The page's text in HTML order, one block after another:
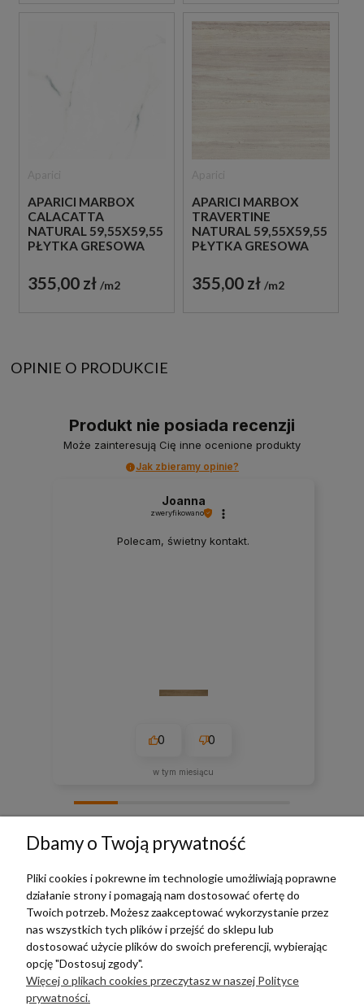
APARICI MARBOX
CALACATTA
NATURAL 59,55X59,55
PŁYTKA GRESOWA
355,00 zł m2
APARICI MARBOX
TRAVERTINE
NATURAL 59,55X59,55
PŁYTKA GRESOWA
355,00 zł m2
OPINIE O PRODUKCIE
Produkt nie posiada recenzji
Może zainteresują Cię inne ocenione produkty
Jak zbieramy opinie?
Joanna
zweryfikowano
Polecam, świetny kontakt.
0 0
w tym miesiącu
TERRADECO
BAZA WIEDZY
PŁATNOŚCI I DOSTAWA
Dbamy o Twoją prywatność
Pliki cookies i pokrewne im technologie umożliwiają poprawne
działanie strony i pomagają nam dostosować ofertę do
Twoich potrzeb. Możesz zaakceptować wykorzystanie przez
nas wszystkich tych plików i przejść do sklepu lub
dostosować użycie plików do swoich preferencji, wybierając
opcję "Dostosuj zgody".
Więcej o plikach cookies przeczytasz w naszej Polityce
prywatności.